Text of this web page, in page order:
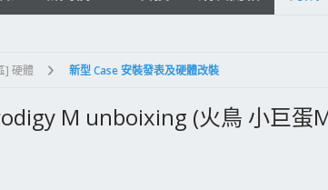
] 硬體 新型 Case 安裝發表及硬體改裝
M unboixing (火鳥 小巨蛋